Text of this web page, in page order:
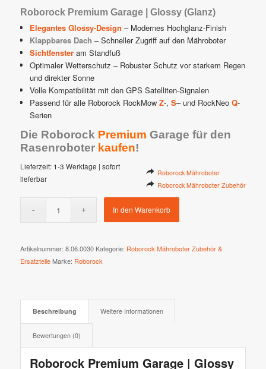
Roborock Premium Garage | Glossy (Glanz)
Elegantes Glossy-Design – Modernes Hochglanz-Finish
Klappbares Dach – Schneller Zugriff auf den Mähroboter
Sichtfenster am Standfuß
Optimaler Wetterschutz – Robuster Schutz vor starkem Regen
und direkter Sonne
Volle Kompatibilität mit den GPS Satelliten-Signalen
Passend für alle Roborock RockMowZ-,S– und RockNeoQ-
Serien
Die Roborock Premium Garage für den
Rasenroboter kaufen!
Roborock Mähroboter
Roborock Mähroboter Zubehör
Lieferzeit: 1-3 Werktage | sofort
lieferbar
In den Warenkorb
Artikelnummer: 8.06.0030 Kategorie: Roborock Mähroboter Zubehör &
Ersatzteile Marke: Roborock
Beschreibung Weitere Informationen
Bewertungen (0)
Roborock Premium Garage | Glossy